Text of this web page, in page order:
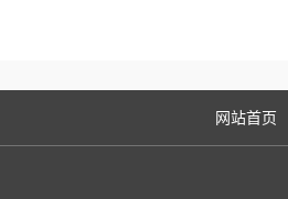
网站首页